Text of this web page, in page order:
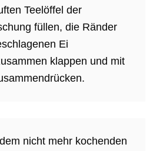
Teelöffel der
füllen, die Ränder
Ei
klappen und mit
nicht mehr kochenden